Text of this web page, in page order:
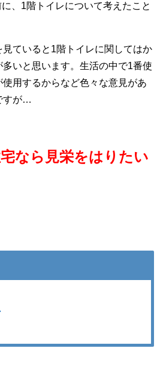
、1階トイレについて考えたこと
ていると1階トイレに関してはか
いと思います。生活の中で1番使
用するからなど色々な意見があ
すが…
なら見栄をはりたい